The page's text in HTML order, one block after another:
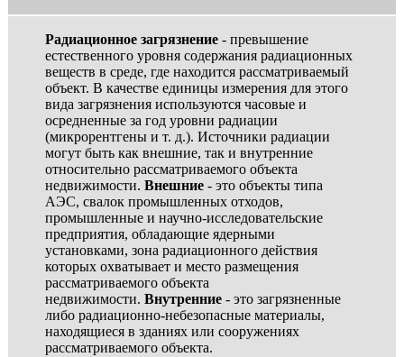
Радиационное загрязнение - превышение
естественного уровня содержания радиационных
веществ в среде, где находится рассматриваемый
объект. В качестве единицы измерения для этого
вида загрязнения используются часовые и
осредненные за год уровни радиации
(микрорентгены и т. д.). Источники радиации
могут быть как внешние, так и внутренние
относительно рассматриваемого объекта
недвижимости. Внешние - это объекты типа
АЭС, свалок промышленных отходов,
промышленные и научно-исследовательские
предприятия, обладающие ядерными
установками, зона радиационного действия
которых охватывает и место размещения
рассматриваемого объекта
недвижимости. Внутренние - это загрязненные
либо радиационно-небезопасные материалы,
находящиеся в зданиях или сооружениях
рассматриваемого объекта.